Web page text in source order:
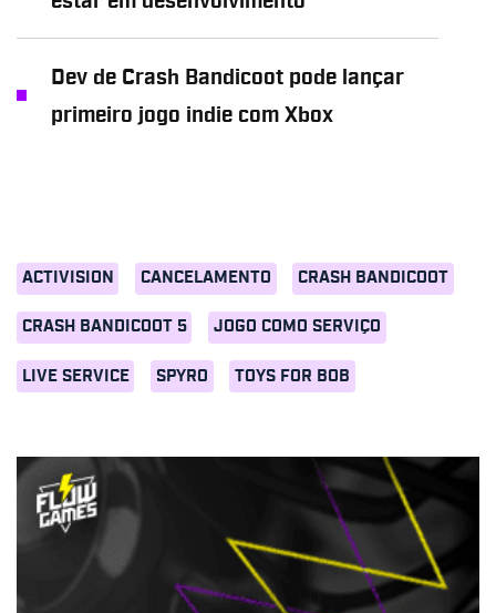
ACTIVISION CANCELAMENTO CRASH BANDICOOT
CRASH BANDICOOT 5 JOGO COMO SERVIÇO
LIVE SERVICE SPYRO TOYS FOR BOB
Dev de Crash Bandicoot pode lançar
primeiro jogo indie com Xbox